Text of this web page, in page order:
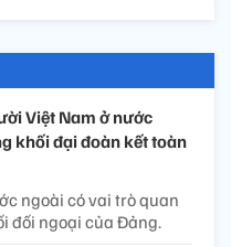
Việt Nam ở nước
khối đại đoàn kết toàn
ngoài có vai trò quan
đối ngoại của Đảng.